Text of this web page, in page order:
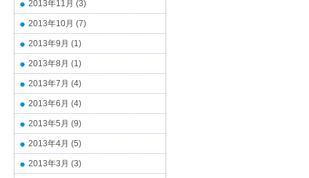
2013年11月 (3)
2013年10月 (7)
2013年9月 (1)
2013年8月 (1)
2013年7月 (4)
2013年6月 (4)
2013年5月 (9)
2013年4月 (5)
2013年3月 (3)